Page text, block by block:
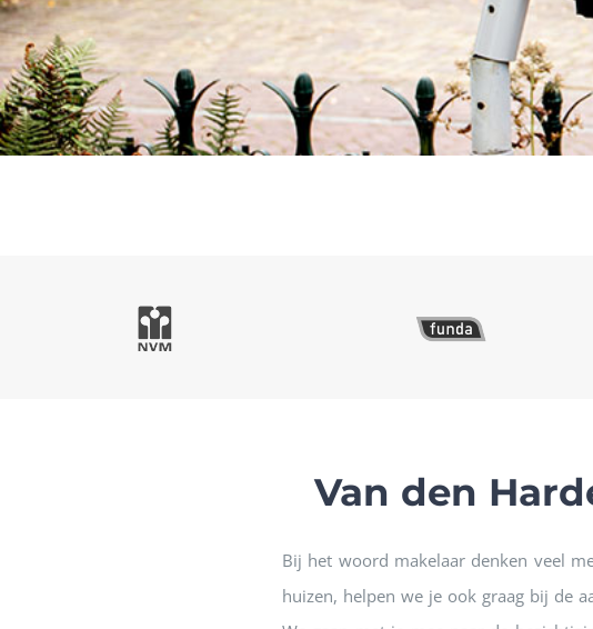
Van den
Bij het woord makelaar denken veel
huizen, helpen we je ook graag bij de